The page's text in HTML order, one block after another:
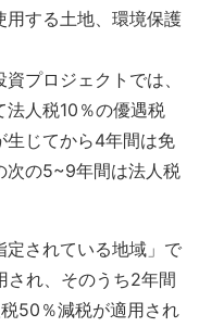
用する土地、環境保護
プロジェクトでは、
法人税10％の優遇税
生じてから4年間は免
次の5~9年間は法人税
定されている地域」で
され、そのうち2年間
50％減税が適用され